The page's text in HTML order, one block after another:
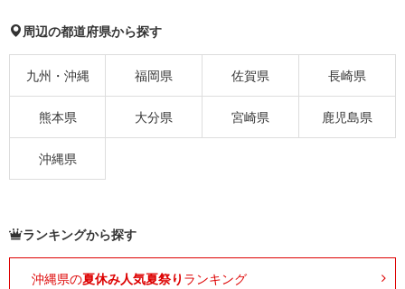
周辺の都道府県から探す
九州・沖縄 福岡県 佐賀県 長崎県
熊本県 大分県 宮崎県 鹿児島県
沖縄県
ランキングから探す
沖縄県の夏休み人気夏祭り ランキング